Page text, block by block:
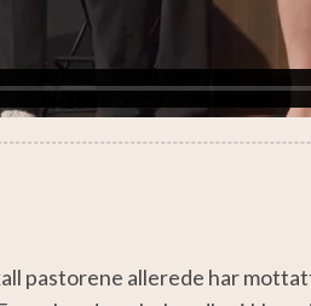
pastorene allerede har